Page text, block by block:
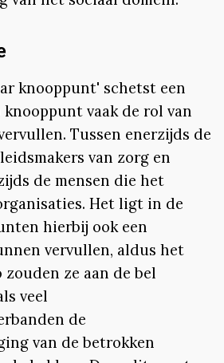
knooppunt' schetst een
vaak de rol van
Tussen enerzijds de
van zorg en
de mensen die het
Het ligt in de
hierbij ook een
vervullen, aldus het
zouden ze aan de bel
veel
de
van de betrokken